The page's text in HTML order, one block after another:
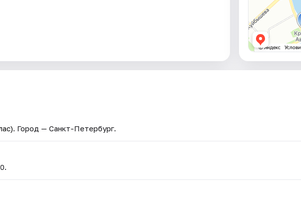
. Город — Санкт-Петербург.